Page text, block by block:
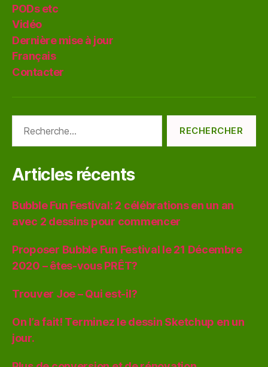
PODs etc
Vidéo
Dernière mise à jour
Français
Contacter
Articles récents
Bubble Fun Festival: 2 célébrations en un an
avec 2 dessins pour commencer
Proposer Bubble Fun Festival le 21 Décembre
2020 – êtes-vous PRÊT?
Trouver Joe – Qui est-il?
On l’a fait! Terminez le dessin Sketchup en un
jour.